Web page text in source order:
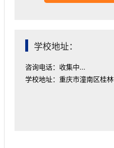
学校地址：
咨询电话：收集中...
学校地址：重庆市潼南区桂